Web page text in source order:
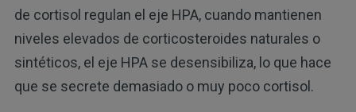
de cortisol regulan el eje HPA, cuando mantienen
niveles elevados de corticosteroides naturales o
sintéticos, el eje HPA se desensibiliza, lo que hace
que se secrete demasiado o muy poco cortisol.